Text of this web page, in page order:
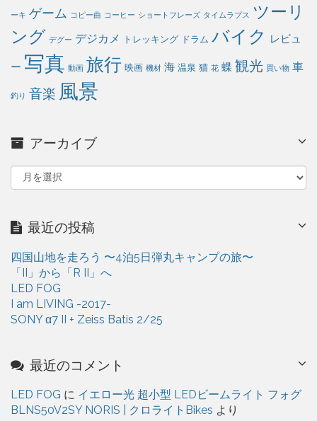
ーキ ゲーム コピー曲 コーヒー ショートフレーズ タイムラプス ツーリ
ング デグー デジカメ トレッキング ドラム バイク レビュ
ー 写真 動画 旅行 映画 機材 海 温泉 猫 花 蝶 観光 買い物 車
釣り 音楽 風景
アーカイブ
ア
ー
イ
ブ 最近の投稿
四国山地を走ろう 〜4泊5日弾丸キャンプの旅〜
「II」から「R II」へ
LED FOG
I am LIVING -2017-
SONY α7 II + Zeiss Batis 2/25
最近のコメント
LED FOG に イエロー光 超小型 LEDビームライト フォグ
BLNS50V2SY NORIS | クロライトBikes より